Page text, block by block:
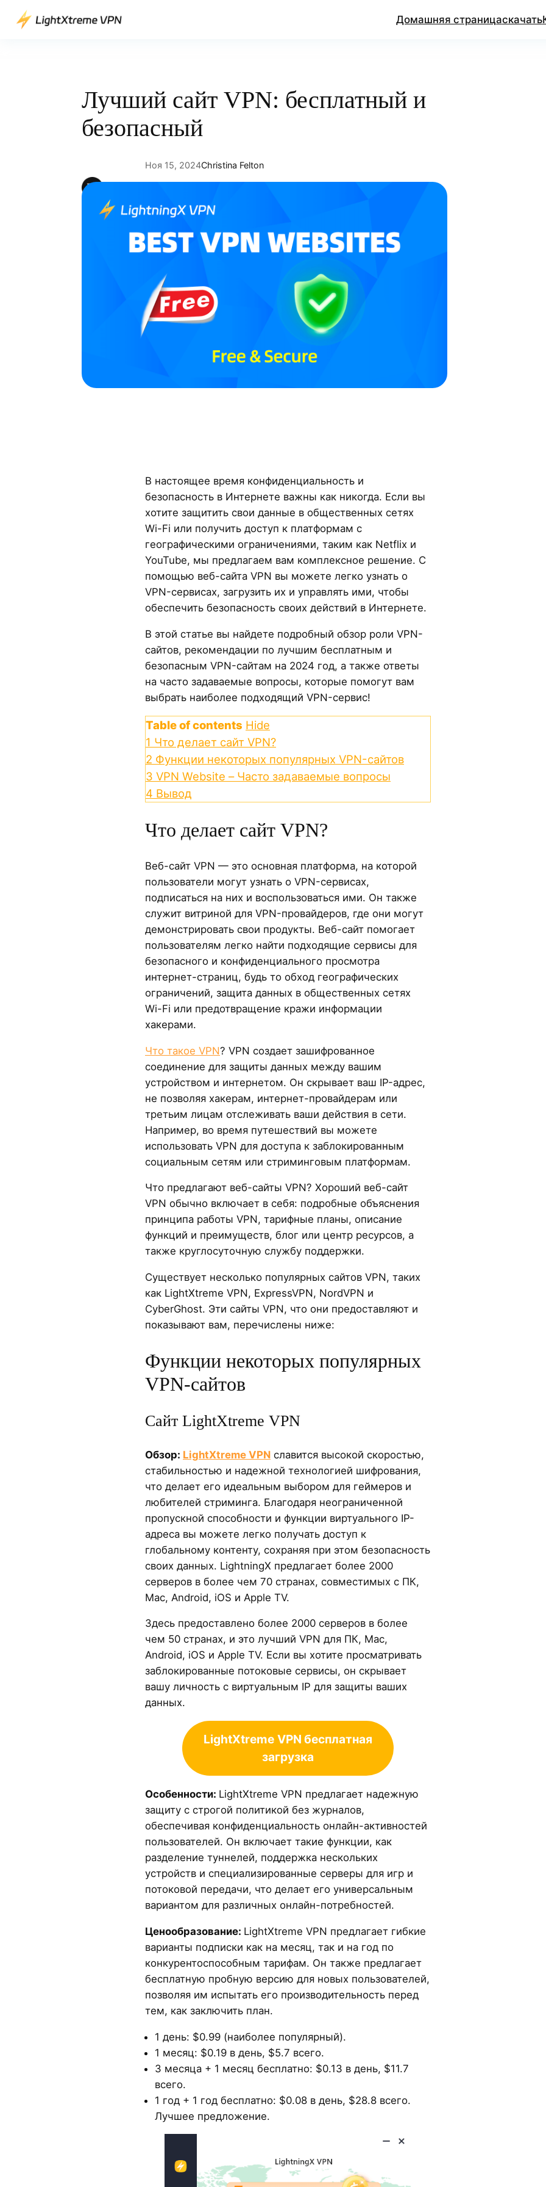
Перейти
Домашняя страницаскачать
Лучший сайт VPN: бесплатный и
безопасный
Ноя 15, 2024Christina Felton
В настоящее время конфиденциальность и
безопасность в Интернете важны как никогда. Если вы
хотите защитить свои данные в общественных сетях
Wi-Fi или получить доступ к платформам с
географическими ограничениями, таким как Netflix и
YouTube, мы предлагаем вам комплексное решение. С
помощью веб-сайта VPN вы можете легко узнать о
VPN-сервисах, загрузить их и управлять ими, чтобы
обеспечить безопасность своих действий в Интернете.
В этой статье вы найдете подробный обзор роли VPN-
сайтов, рекомендации по лучшим бесплатным и
безопасным VPN-сайтам на 2024 год, а также ответы
на часто задаваемые вопросы, которые помогут вам
выбрать наиболее подходящий VPN-сервис!
Table of contents Hide
1 Что делает сайт VPN?
2 Функции некоторых популярных VPN-сайтов
3 VPN Website – Часто задаваемые вопросы
4 Вывод
Что делает сайт VPN?
Веб-сайт VPN — это основная платформа, на которой
пользователи могут узнать о VPN-сервисах,
подписаться на них и воспользоваться ими. Он также
служит витриной для VPN-провайдеров, где они могут
демонстрировать свои продукты. Веб-сайт помогает
пользователям легко найти подходящие сервисы для
безопасного и конфиденциального просмотра
интернет-страниц, будь то обход географических
ограничений, защита данных в общественных сетях
Wi-Fi или предотвращение кражи информации
хакерами.
Что такое VPN? VPN создает зашифрованное
соединение для защиты данных между вашим
устройством и интернетом. Он скрывает ваш IP-адрес,
не позволяя хакерам, интернет-провайдерам или
третьим лицам отслеживать ваши действия в сети.
Например, во время путешествий вы можете
использовать VPN для доступа к заблокированным
социальным сетям или стриминговым платформам.
Что предлагают веб-сайты VPN? Хороший веб-сайт
VPN обычно включает в себя: подробные объяснения
принципа работы VPN, тарифные планы, описание
функций и преимуществ, блог или центр ресурсов, а
также круглосуточную службу поддержки.
Существует несколько популярных сайтов VPN, таких
как LightXtreme VPN, ExpressVPN, NordVPN и
CyberGhost. Эти сайты VPN, что они предоставляют и
показывают вам, перечислены ниже:
Функции некоторых популярных
VPN-сайтов
Сайт LightXtreme VPN
Обзор: LightXtreme VPN славится высокой скоростью,
стабильностью и надежной технологией шифрования,
что делает его идеальным выбором для геймеров и
любителей стриминга. Благодаря неограниченной
пропускной способности и функции виртуального IP-
адреса вы можете легко получать доступ к
глобальному контенту, сохраняя при этом безопасность
своих данных. LightningX предлагает более 2000
серверов в более чем 70 странах, совместимых с ПК,
Mac, Android, iOS и Apple TV.
Здесь предоставлено более 2000 серверов в более
чем 50 странах, и это лучший VPN для ПК, Mac,
Android, iOS и Apple TV. Если вы хотите просматривать
заблокированные потоковые сервисы, он скрывает
вашу личность с виртуальным IP для защиты ваших
данных.
LightXtreme VPN бесплатная
загрузка
Особенности: LightXtreme VPN предлагает надежную
защиту с строгой политикой без журналов,
обеспечивая конфиденциальность онлайн-активностей
пользователей. Он включает такие функции, как
разделение туннелей, поддержка нескольких
устройств и специализированные серверы для игр и
потоковой передачи, что делает его универсальным
вариантом для различных онлайн-потребностей.
Ценообразование: LightXtreme VPN предлагает гибкие
варианты подписки как на месяц, так и на год по
конкурентоспособным тарифам. Он также предлагает
бесплатную пробную версию для новых пользователей,
позволяя им испытать его производительность перед
тем, как заключить план.
1 день: $0.99 (наиболее популярный).
1 месяц: $0.19 в день, $5.7 всего.
3 месяца + 1 месяц бесплатно: $0.13 в день, $11.7
всего.
1 год + 1 год бесплатно: $0.08 в день, $28.8 всего.
Лучшее предложение.